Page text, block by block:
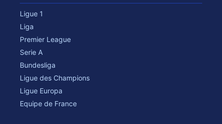
Ligue 1
Liga
Premier League
Serie A
Bundesliga
Ligue des Champions
Ligue Europa
Equipe de France